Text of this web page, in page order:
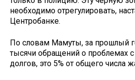
необходимо отрегулировать,
Центробанке.
По словам Мамуты, за прошлый
тысячи обращений о проблемах
долгов, это 5% от общего числа